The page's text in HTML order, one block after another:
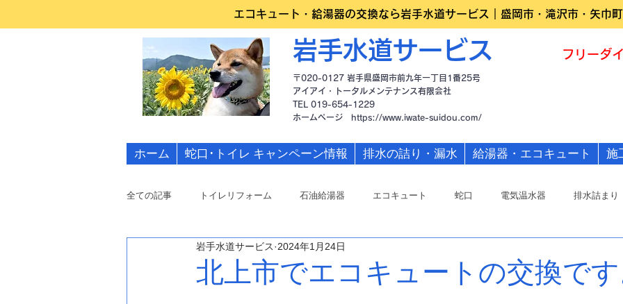
エコキュート・給湯器の交換なら岩手水道サービス｜盛岡市・滝沢市・矢巾
岩手水道サービス
〒020-0127 岩手県盛岡市前九年一丁目1番25号
アイアイ・トータルメンテナンス有限会社
TEL 019-654-1229
​ホームページ https://www.iwate-suidou.com/
フリーダ
ホーム 蛇口･トイレ キャンペーン情報 排水の詰り・漏水 給湯器・エコキュート 施
全ての記事 トイレリフォーム 石油給湯器 エコキュート 蛇口 電気温水器 排水詰まり
北上市でエコキュートの交換で
岩手水道サービス 2024年1月24日